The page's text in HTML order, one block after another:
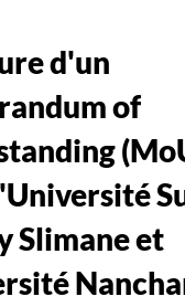
d'un
of
Slimane et